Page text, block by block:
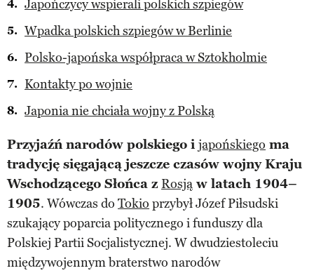
Japończycy wspierali polskich szpiegów
Wpadka polskich szpiegów w Berlinie
Polsko-japońska współpraca w Sztokholmie
Kontakty po wojnie
Japonia nie chciała wojny z Polską
Przyjaźń narodów polskiego i japońskiego ma
tradycję sięgającą jeszcze czasów wojny Kraju
Wschodzącego Słońca z Rosją w latach 1904–
1905. Wówczas do Tokio przybył Józef Piłsudski
szukający poparcia politycznego i funduszy dla
Polskiej Partii Socjalistycznej. W dwudziestoleciu
międzywojennym braterstwo narodów